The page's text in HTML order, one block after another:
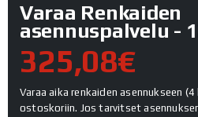
Varaa Renkaiden
asennuspalvelu -
325,08€
Varaa aika renkaiden asennukseen
ostoskoriin. Jos tarvitset